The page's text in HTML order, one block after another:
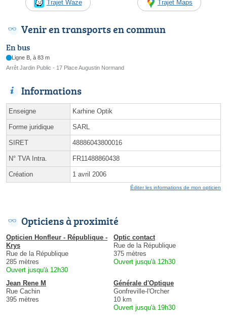
Trajet Waze Trajet Maps
Venir en transports en commun
En bus
Ligne B, à 83 m
Arrêt Jardin Public - 17 Place Augustin Normand
Informations
Enseigne Karhine Optik
Forme juridique SARL
SIRET 48886043800016
N° TVA Intra. FR11488860438
Création 1 avril 2006
Éditer les informations de mon opticien
Opticiens à proximité
Opticien Honfleur - République -
Krys
Rue de la République
285 mètres
Ouvert jusqu'à 12h30
Optic contact
Rue de la République
375 mètres
Ouvert jusqu'à 12h30
Jean Rene M
Rue Cachin
395 mètres
Générale d'Optique
Gonfreville-l'Orcher
10 km
Ouvert jusqu'à 19h30